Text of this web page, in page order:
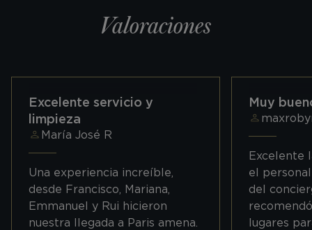
Valoraciones
Excelente servicio y
limpieza
María José R
Una experiencia increíble,
desde Francisco, Mariana,
Emmanuel y Rui hicieron
nuestra llegada a Paris amena.
Muy
Excelente
el
del
lugares